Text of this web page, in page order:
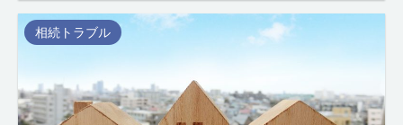
相続トラブル